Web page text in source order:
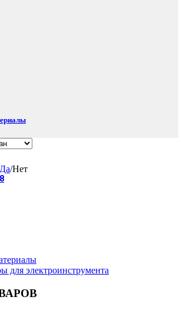
товары
Да/Нет
для электроинструмента